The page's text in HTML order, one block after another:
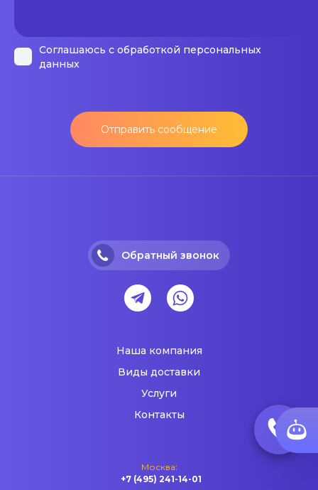
Соглашаюсь с обработкой персональных
данных
Отправить сообщение
Обратный звонок
Наша компания
Виды доставки
Услуги
Контакты
Москва:
+7 (495) 241-14-01